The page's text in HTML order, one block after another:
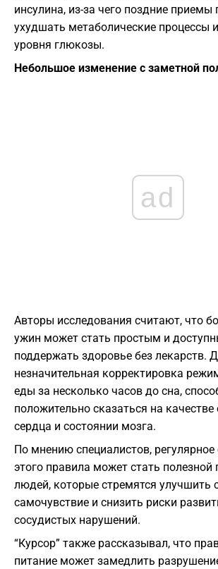
инсулина, из-за чего поздние
ухудшать метаболические процессы
уровня глюкозы.
Небольшое изменение с заметной
ad
Авторы исследования считают, что
ужин может стать простым и
поддержать здоровье без лекарств.
незначительная корректировка
еды за несколько часов до сна,
положительно сказаться на качестве
сердца и состоянии мозга.
По мнению специалистов,
этого правила может стать
людей, которые стремятся улучшить
самочувствие и снизить риски
сосудистых нарушений.
“Курсор” также рассказывал, что
питание может замедлить